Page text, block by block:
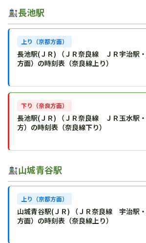
長池駅
上り（京都方面）
長池駅(ＪＲ) （ＪＲ奈良線 ＪＲ宇治駅
方面）の時刻表（奈良線上り）
下り（奈良方面）
長池駅(ＪＲ) （ＪＲ奈良線 ＪＲ玉水駅
方）の時刻表（奈良線下り）
山城青谷駅
上り（京都方面）
山城青谷駅(ＪＲ) （ＪＲ奈良線 宇治駅
方面）の時刻表（奈良線上り）